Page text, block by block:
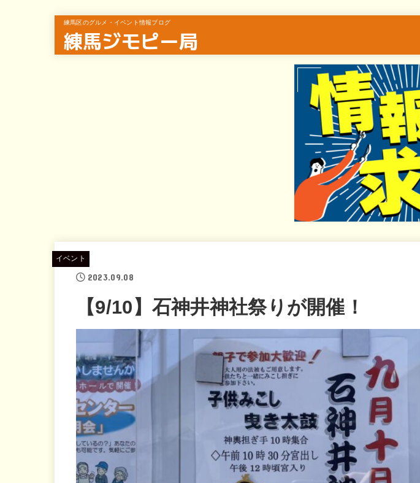
練馬区のグルメ・イベント情報ブログ
練馬ジモピー局
イベント
2023.09.08
【9/10】石神井神社祭りが開催！